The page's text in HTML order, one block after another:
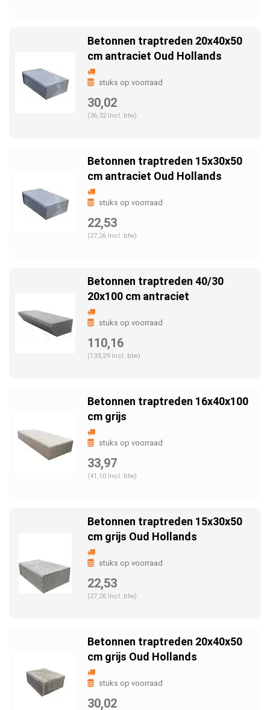
Betonnen traptreden 20x40x50
cm antraciet Oud Hollands
stuks op voorraad
30,02
(36,32 Incl. btw)
Betonnen traptreden 15x30x50
cm antraciet Oud Hollands
stuks op voorraad
22,53
(27,26 Incl. btw)
Betonnen traptreden 40/30
20x100 cm antraciet
stuks op voorraad
110,16
(133,29 Incl. btw)
Betonnen traptreden 16x40x100
cm grijs
stuks op voorraad
33,97
(41,10 Incl. btw)
Betonnen traptreden 15x30x50
cm grijs Oud Hollands
stuks op voorraad
22,53
(27,26 Incl. btw)
Betonnen traptreden 20x40x50
cm grijs Oud Hollands
stuks op voorraad
30,02